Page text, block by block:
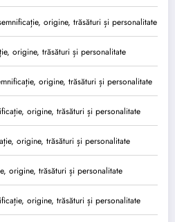
origine, trăsături și personalitate
origine, trăsături și personalitate
origine, trăsături și personalitate
origine, trăsături și personalitate
origine, trăsături și personalitate
origine, trăsături și personalitate
origine, trăsături și personalitate